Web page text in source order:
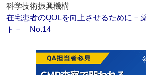
科学技術振興機構
在宅患者のQOLを向上させるために－
ト－ No.14